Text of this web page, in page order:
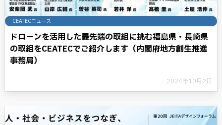
CEATECニュース
ドローンを活用した最先端の取組に挑む福島県・長崎県
の取組をCEATECでご紹介します（内閣府地方創生推進
事務局）
2024年10月2日